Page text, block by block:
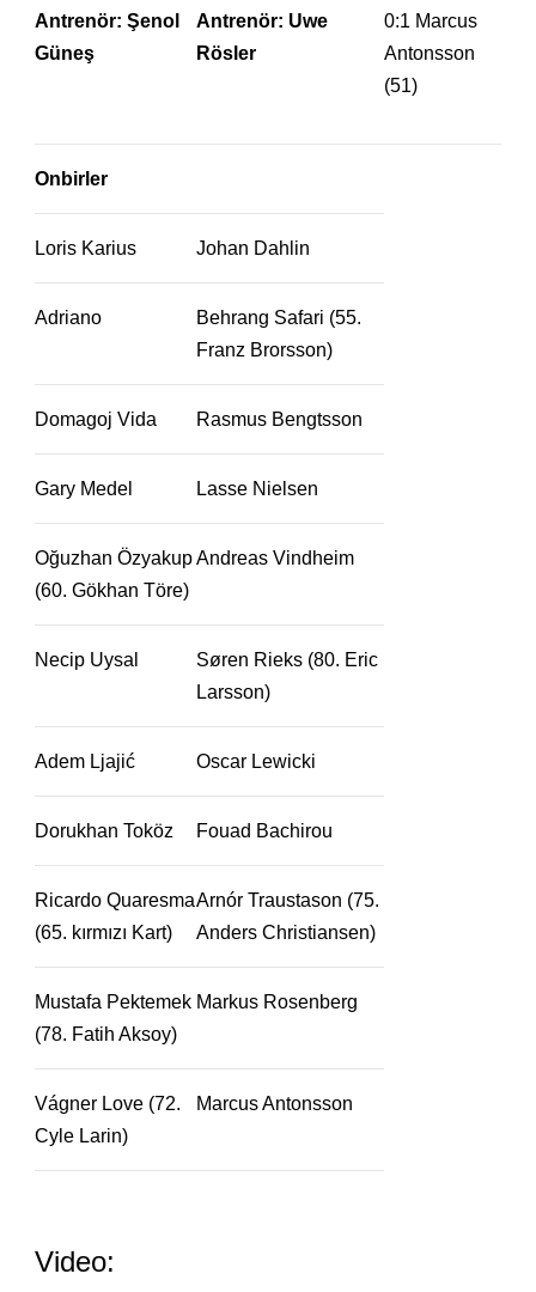
Antrenör: Şenol
Güneş
Antrenör: Uwe
Rösler
0:1 Marcus
Antonsson
(51)
Onbirler
Loris Karius Johan Dahlin
Adriano
Behrang Safari (55.
Franz Brorsson)
Domagoj Vida Rasmus Bengtsson
Gary Medel Lasse Nielsen
Oğuzhan Özyakup
(60. Gökhan Töre)
Andreas Vindheim
Necip Uysal
Søren Rieks (80. Eric
Larsson)
Adem Ljajić Oscar Lewicki
Dorukhan Toköz Fouad Bachirou
Ricardo Quaresma
(65. kırmızı Kart)
Arnór Traustason (75.
Anders Christiansen)
Mustafa Pektemek
(78. Fatih Aksoy)
Markus Rosenberg
Vágner Love (72.
Cyle Larin)
Marcus Antonsson
Video: